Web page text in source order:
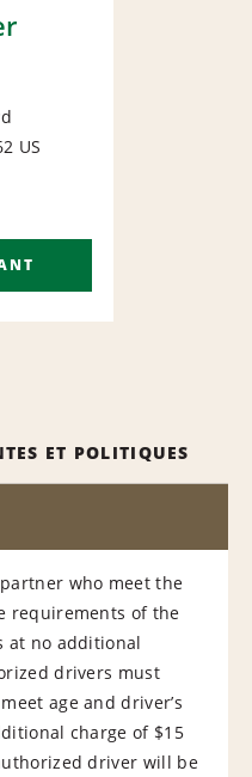
US
ET POLITIQUES
who meet the
requirements of the
at no additional
drivers must
age and driver’s
charge of $15
driver will be